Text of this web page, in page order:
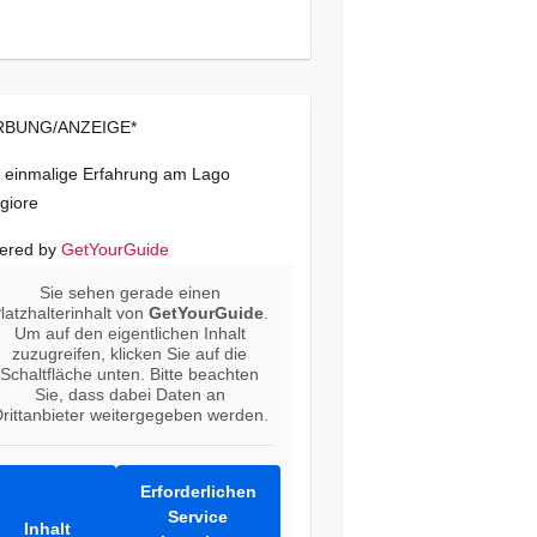
ANZEIGE*
einmalige Erfahrung am Lago
by GetYourGuide
Sie sehen gerade einen
vonGetYourGuide
Um auf den eigentlichen Inhalt
zuzugreifen, klicken Sie auf die
Schaltfläche unten. Bitte beachten
Sie, dass dabei Daten an
weitergegeben werden.
Inhalt
Erforderlichen
Service